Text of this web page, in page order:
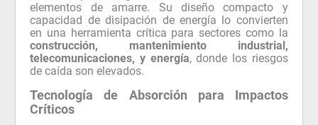
elementos de amarre. Su diseño compacto y
capacidad de disipación de energía lo convierten
en una herramienta crítica para sectores como la
construcción, mantenimiento industrial,
telecomunicaciones, y energía, donde los riesgos
de caída son elevados.
Tecnología de Absorción para Impactos
Críticos